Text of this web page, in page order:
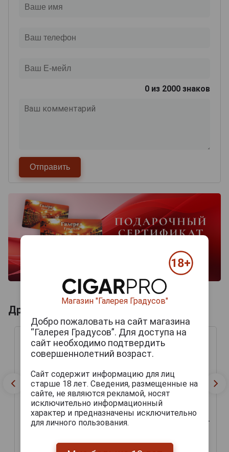
0 из 2000 знаков
Другие продукты бренда ПРОБОЙНИКИ
Пробойник Caseti CA260-
1 755 руб.
Пробойник Caseti CA260-
Магазин "Галерея Градусов"
Добро пожаловать на сайт магазина
“Галерея Градусов”. Для доступа на
сайт необходимо подтвердить
совершеннолетний возраст.
Сайт содержит информацию для лиц
старше 18 лет. Сведения, размещенные на
сайте, не являются рекламой, носят
исключительно информационный
характер и предназначены исключительно
для личного пользования.